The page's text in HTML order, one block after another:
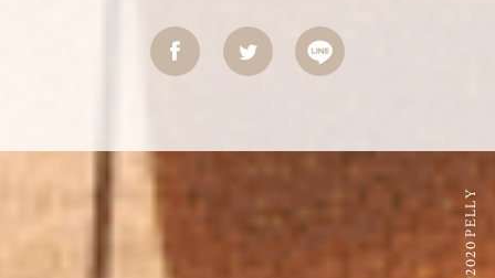
©2020 PELLY